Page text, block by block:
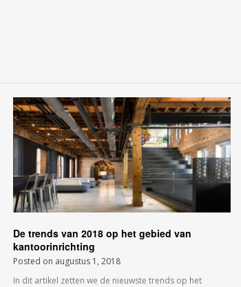
De trends van 2018 op het gebied van
kantoorinrichting
Posted on augustus 1, 2018
In dit artikel zetten we de nieuwste trends op het